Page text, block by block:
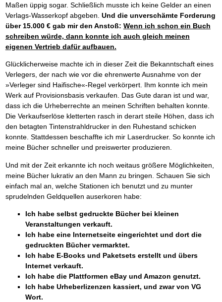
Maßen üppig sogar. Schließlich musste ich keine Gelder an einen
Verlags-Wasserkopf abgeben. Und die unverschämte Forderung
über 15.000 € gab mir den Anstoß: Wenn ich schon ein Buch
schreiben würde, dann konnte ich auch gleich meinen
eigenen Vertrieb dafür aufbauen.
Glücklicherweise machte ich in dieser Zeit die Bekanntschaft eines
Verlegers, der nach wie vor die ehrenwerte Ausnahme von der
»Verleger sind Haifische«-Regel verkörpert. Ihm konnte ich mein
Werk auf Provisionsbasis verkaufen. Das Gute daran ist und war,
dass ich die Urheberrechte an meinen Schriften behalten konnte.
Die Verkaufserlöse kletterten rasch in derart steile Höhen, dass ich
den betagten Tintenstrahldrucker in den Ruhestand schicken
konnte. Stattdessen beschaffte ich mir Laserdrucker. So konnte ich
meine Bücher schneller und preiswerter produzieren.
Und mit der Zeit erkannte ich noch weitaus größere Möglichkeiten,
meine Bücher lukrativ an den Mann zu bringen. Schauen Sie sich
einfach mal an, welche Stationen ich benutzt und zu munter
sprudelnden Geldquellen auserkoren habe:
Ich habe selbst gedruckte Bücher bei kleinen
Veranstaltungen verkauft.
Ich habe eine Internetseite eingerichtet und dort die
gedruckten Bücher vermarktet.
Ich habe E-Books und Paketsets erstellt und übers
Internet verkauft.
Ich habe die Plattformen eBay und Amazon genutzt.
Ich habe Urheberlizenzen kassiert, und zwar von VG
Wort.